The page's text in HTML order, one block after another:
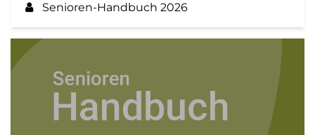
Senioren-Handbuch 2026